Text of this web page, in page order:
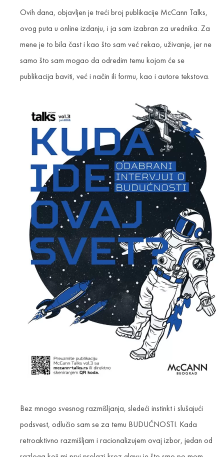
Ovih dana, objavljen je treći broj publikacije McCann Talks,
ovog puta u online izdanju, i ja sam izabran za urednika. Za
mene je to bila čast i kao što sam već rekao, uživanje, jer ne
samo što sam mogao da odredim temu kojom će se
publikacija baviti, već i način ili formu, kao i autore tekstova.
Bez mnogo svesnog razmišljanja, sledeći instinkt i slušajući
podsvest, odlučio sam se za temu BUDUĆNOSTI. Kada
retroaktivno razmišljam i racionalizujem ovaj izbor, jedan od